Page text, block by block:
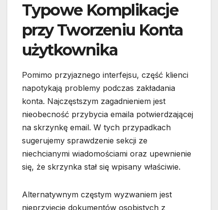
Typowe Komplikacje
przy Tworzeniu Konta
użytkownika
Pomimo przyjaznego interfejsu, część klienci
napotykają problemy podczas zakładania
konta. Najczęstszym zagadnieniem jest
nieobecność przybycia emaila potwierdzającej
na skrzynkę email. W tych przypadkach
sugerujemy sprawdzenie sekcji ze
niechcianymi wiadomościami oraz upewnienie
się, że skrzynka stał się wpisany właściwie.
Alternatywnym częstym wyzwaniem jest
nieprzyjęcie dokumentów osobistych z